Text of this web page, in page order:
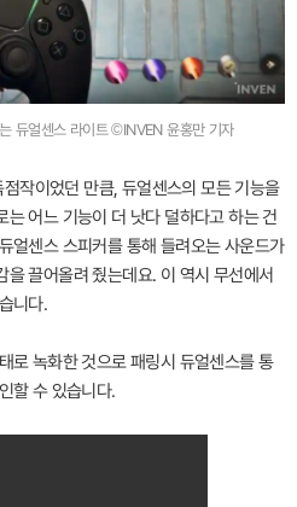
듀얼센스 라이트 ©INVEN 윤홍만 기자
작이었던 만큼, 듀얼센스의 모든 기능을
어느 기능이 더 낫다 덜하다고 하는 건
얼센스 스피커를 통해 들려오는 사운드가
끌어올려 줬는데요. 이 역시 무선에서
니다.
로 녹화한 것으로 패링시 듀얼센스를 통
할 수 있습니다.